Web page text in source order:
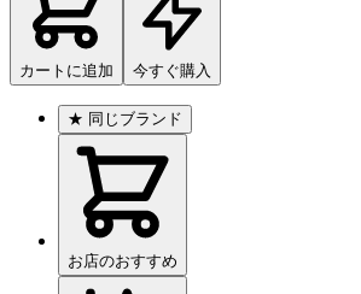
カートに追加 今すぐ購入
★ 同じブランド
お店のおすすめ